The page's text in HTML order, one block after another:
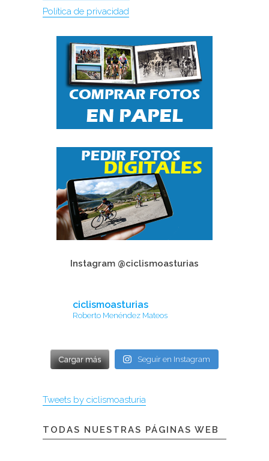
Política de privacidad
Instagram @ciclismoasturias
ciclismoasturias
Roberto Menéndez Mateos
Cargar más Seguir en Instagram
Tweets by ciclismoasturia
TODAS NUESTRAS PÁGINAS WEB